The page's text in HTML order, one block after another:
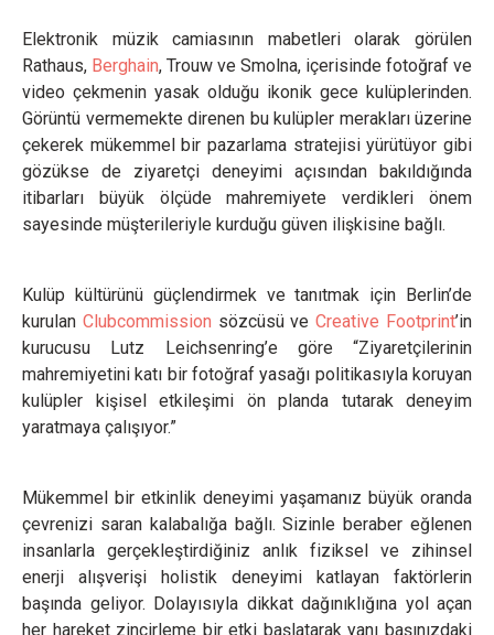
Elektronik müzik camiasının mabetleri olarak görülen
Rathaus, Berghain, Trouw ve Smolna, içerisinde fotoğraf ve
video çekmenin yasak olduğu ikonik gece kulüplerinden.
Görüntü vermemekte direnen bu kulüpler merakları üzerine
çekerek mükemmel bir pazarlama stratejisi yürütüyor gibi
gözükse de ziyaretçi deneyimi açısından bakıldığında
itibarları büyük ölçüde mahremiyete verdikleri önem
sayesinde müşterileriyle kurduğu güven ilişkisine bağlı.
Kulüp kültürünü güçlendirmek ve tanıtmak için Berlin’de
kurulan Clubcommission sözcüsü veCreative Footprint’in
kurucusu Lutz Leichsenring’e göre “Ziyaretçilerinin
mahremiyetini katı bir fotoğraf yasağı politikasıyla koruyan
kulüpler kişisel etkileşimi ön planda tutarak deneyim
yaratmaya çalışıyor.”
Mükemmel bir etkinlik deneyimi yaşamanız büyük oranda
çevrenizi saran kalabalığa bağlı. Sizinle beraber eğlenen
insanlarla gerçekleştirdiğiniz anlık fiziksel ve zihinsel
enerji alışverişi holistik deneyimi katlayan faktörlerin
başında geliyor. Dolayısıyla dikkat dağınıklığına yol açan
her hareket zincirleme bir etki başlatarak yanı başınızdaki